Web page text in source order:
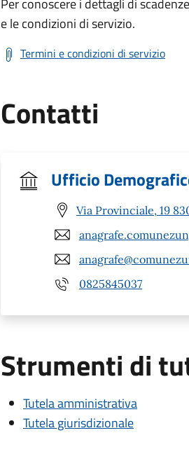
Per conoscere i dettagli di
e le condizioni di servizio.
Termini e condizioni di servizio
Contatti
Ufficio
Via Provinciale, 19
0825845037
Strumenti di
Tutela amministrativa
Tutela giurisdizionale